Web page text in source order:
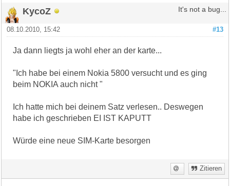
KycoZ It's not a bug...
#13
08.10.2010, 15:42
Ja dann liegts ja wohl eher an der karte...
"Ich habe bei einem Nokia 5800 versucht und es ging
beim NOKIA auch nicht "
Ich hatte mich bei deinem Satz verlesen.. Deswegen
habe ich geschrieben EI IST KAPUTT
Würde eine neue SIM-Karte besorgen
Zitieren